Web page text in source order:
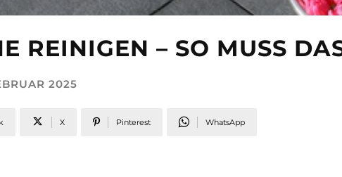
REINIGEN – SO MUSS
2025
X Pinterest WhatsApp